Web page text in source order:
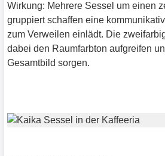
Wirkung: Mehrere Sessel um einen
gruppiert schaffen eine
zum Verweilen einlädt. Die
dabei den Raumfarbton aufgreifen
Gesamtbild sorgen.